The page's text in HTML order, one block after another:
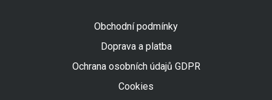
Obchodní podmínky
Doprava a platba
Ochrana osobních údajů GDPR
Cookies